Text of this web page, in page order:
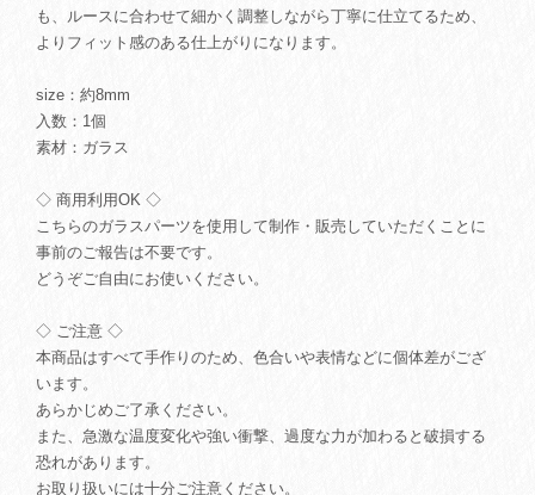
も、ルースに合わせて細かく調整しながら丁寧に仕立てるため、
よりフィット感のある仕上がりになります。
size：約8mm
入数：1個
素材：ガラス
◇ 商用利用OK ◇
こちらのガラスパーツを使用して制作・販売していただくことに
事前のご報告は不要です。
どうぞご自由にお使いください。
◇ ご注意 ◇
本商品はすべて手作りのため、色合いや表情などに個体差がござ
います。
あらかじめご了承ください。
また、急激な温度変化や強い衝撃、過度な力が加わると破損する
恐れがあります。
お取り扱いには十分ご注意ください。